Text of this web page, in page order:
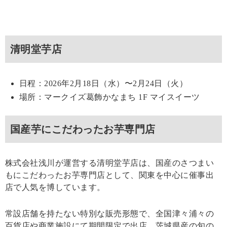
清明堂芋店
日程：2026年2月18日（水）〜2月24日（火）
場所：マークイズ葛飾かなまち 1F マイスイーツ
国産芋にこだわったお芋専門店
株式会社浅川が運営する清明堂芋店は、国産のさつまい
もにこだわったお芋専門店として、関東を中心に催事出
店で人気を博しています。
常設店舗を持たない特別な販売形態で、全国津々浦々の